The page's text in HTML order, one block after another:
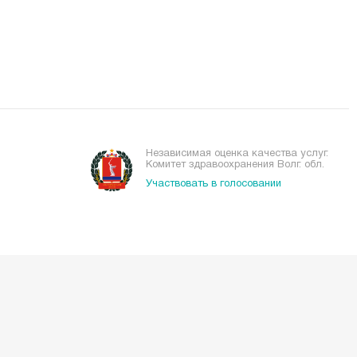
Независимая оценка качества услуг.
Комитет здравоохранения Волг. обл.
Участвовать в голосовании